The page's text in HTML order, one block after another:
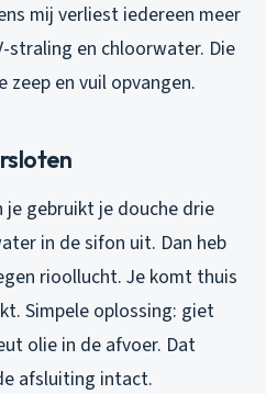
mij verliest iedereen meer
straling en chloorwater. Die
zeep en vuil opvangen.
je gebruikt je douche drie
in de sifon uit. Dan heb
rioollucht. Je komt thuis
Simpele oplossing: giet
olie in de afvoer. Dat
afsluiting intact.